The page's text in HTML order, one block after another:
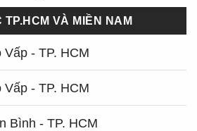
TP.HCM VÀ MIỀN NAM
Vấp - TP. HCM
Vấp - TP. HCM
Bình - TP. HCM